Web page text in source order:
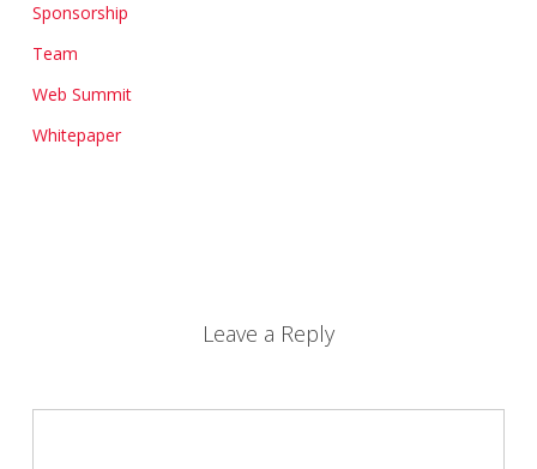
Sponsorship
Team
Web Summit
Whitepaper
Leave a Reply